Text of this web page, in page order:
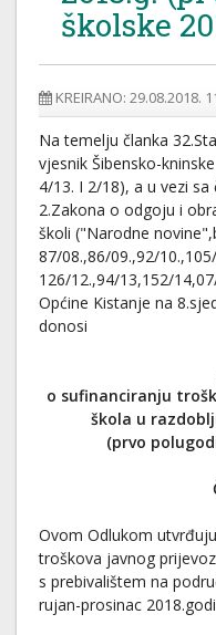
školske
KREIRANO: 29.08.2018.
Na temelju članka
vjesnik Šibensko-
4/13. I 2/18), a u vezi
2.Zakona o odgoju i
školi ("Narodne
87/08.,86/09.,92/
126/12.,94/13,152/
Općine Kistanje na
donosi
o sufinanciranju
škola u
(prvo
Ovom Odlukom
troškova javnog
s prebivalištem na
rujan-prosinac